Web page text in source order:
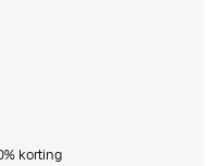
korting